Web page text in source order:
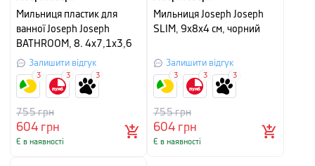
Мильниця пластик для
ванної Joseph Joseph
BATHROOM, 8. 4х7,1х3,6
см, сірий
Залишити відгук
604грн
755грн
Є в наявності
3 3 3
Мильниця Joseph Joseph
SLIM, 9х8х4 см, чорний
Залишити відгук
604грн
755грн
Є в наявності
3 3 3